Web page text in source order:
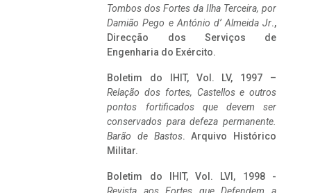
Tombos dos Fortes da Ilha Terceira, por
Damião Pego e António d’ Almeida Jr.,
Direcção dos Serviços de
Engenharia do Exército.
Boletim do IHIT, Vol. LV, 1997 –
Relação dos fortes, Castellos e outros
pontos fortificados que devem ser
conservados para defeza permanente.
Barão de Bastos. Arquivo Histórico
Militar.
Boletim do IHIT, Vol. LVI, 1998 -